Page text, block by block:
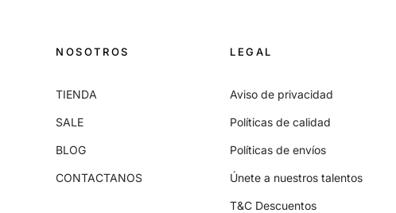
NOSOTROS
TIENDA
SALE
BLOG
CONTACTANOS
LEGAL
Aviso de privacidad
Políticas de calidad
Políticas de envíos
Únete a nuestros talentos
T&C Descuentos